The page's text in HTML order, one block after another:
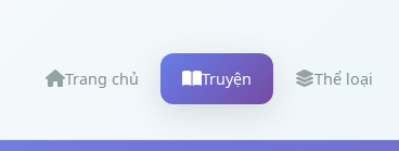
Trang chủ Truyện Thể loại